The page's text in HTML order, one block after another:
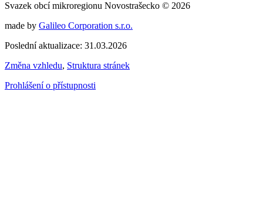
Svazek obcí mikroregionu Novostrašecko © 2026
made by Galileo Corporation s.r.o.
Poslední aktualizace: 31.03.2026
Změna vzhledu, Struktura stránek
Prohlášení o přístupnosti